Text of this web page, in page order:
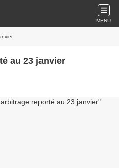
MENU
au 23 janvier